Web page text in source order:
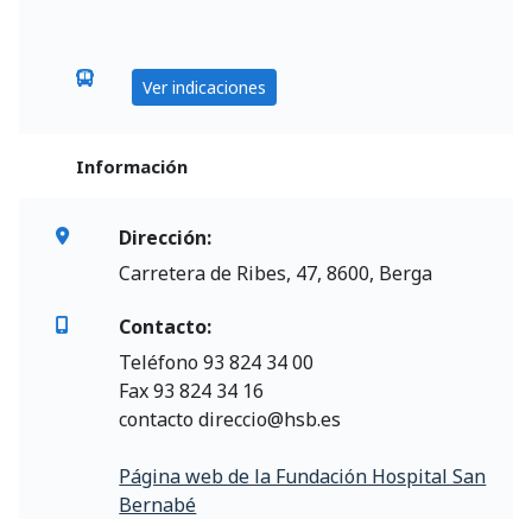
Ver indicaciones
Información
Dirección:
Carretera de Ribes, 47, 8600, Berga
Contacto:
Teléfono 93 824 34 00
Fax 93 824 34 16
contacto direccio@hsb.es
Página web de la Fundación Hospital San
Bernabé